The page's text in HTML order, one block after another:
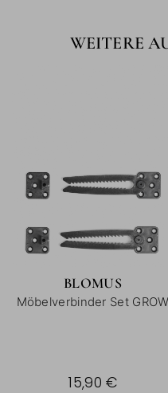
WEITERE
BLOMUS
Möbelverbinder Set GROW
15,90 €